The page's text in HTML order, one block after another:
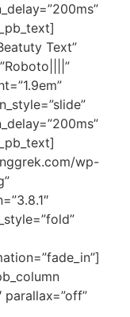
Text”
wp-
parallax=”off”